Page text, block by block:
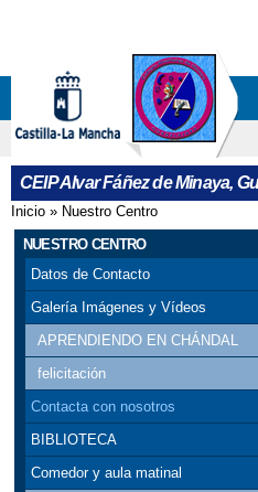
CEIP Alvar Fáñez de Minaya,
Se encuentra
Inicio » Nuestro Centro
NUESTRO CENTRO
Datos de Contacto
Galería Imágenes y Vídeos
APRENDIENDO EN CHÁNDAL
felicitación
Contacta con nosotros
BIBLIOTECA
Comedor y aula matinal